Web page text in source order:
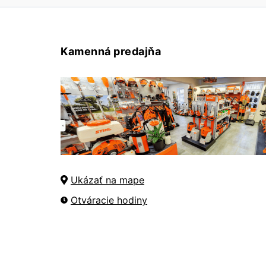
Kamenná predajňa
Ukázať na mape
Otváracie hodiny